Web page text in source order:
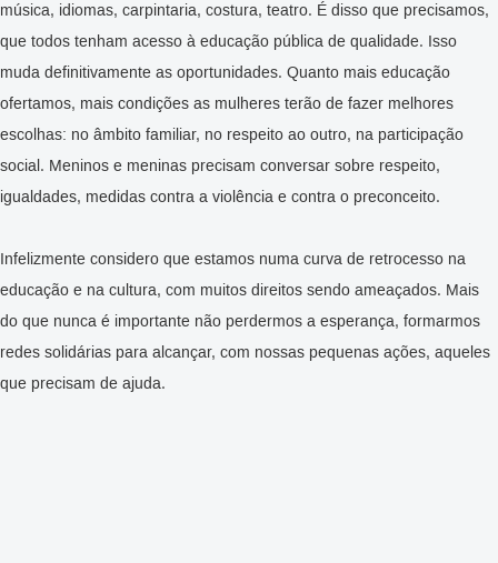
música, idiomas, carpintaria, costura, teatro. É disso que precisamos,
que todos tenham acesso à educação pública de qualidade. Isso
muda definitivamente as oportunidades. Quanto mais educação
ofertamos, mais condições as mulheres terão de fazer melhores
escolhas: no âmbito familiar, no respeito ao outro, na participação
social. Meninos e meninas precisam conversar sobre respeito,
igualdades, medidas contra a violência e contra o preconceito.
Infelizmente considero que estamos numa curva de retrocesso na
educação e na cultura, com muitos direitos sendo ameaçados. Mais
do que nunca é importante não perdermos a esperança, formarmos
redes solidárias para alcançar, com nossas pequenas ações, aqueles
que precisam de ajuda.